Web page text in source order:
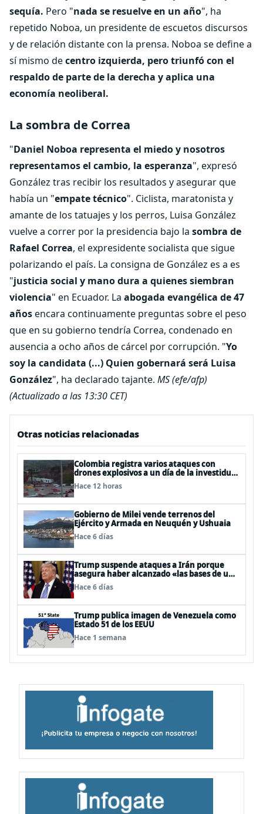
sequía. Pero "nada se resuelve en un año", ha
repetido Noboa, un presidente de escuetos discursos
y de relación distante con la prensa. Noboa se define a
sí mismo decentro izquierda, pero triunfó con el
respaldo de parte de la derecha y aplica una
economía neoliberal.
La sombra de Correa
"Daniel Noboa representa el miedo y nosotros
representamos el cambio, la esperanza", expresó
González tras recibir los resultados y asegurar que
había un "empate técnico". Ciclista, maratonista y
amante de los tatuajes y los perros, Luisa González
vuelve a correr por la presidencia bajo la sombra de
Rafael Correa, el expresidente socialista que sigue
polarizando el país. La consigna de González es a es
"justicia social y mano dura a quienes siembran
violencia" en Ecuador. La abogada evangélica de 47
añosencara continuamente preguntas sobre el peso
que en su gobierno tendría Correa, condenado en
ausencia a ocho años de cárcel por corrupción. "Yo
soy la candidata (...) Quien gobernará será Luisa
González", ha declarado tajante. MS (efe/afp)
(Actualizado a las 13:30 CET)
Otras noticias relacionadas
Colombia registra varios ataques con
drones explosivos a un día de la investidura
de De la Espriella: un policía muerto
Hace 12 horas
Gobierno de Milei vende terrenos del
Ejército y Armada en Neuquén y Ushuaia
Hace 6 días
Trump suspende ataques a Irán porque
asegura haber alcanzado «las bases de un
acuerdo»
Hace 6 días
Trump publica imagen de Venezuela como
Estado 51 de los EEUU
Hace 1 semana